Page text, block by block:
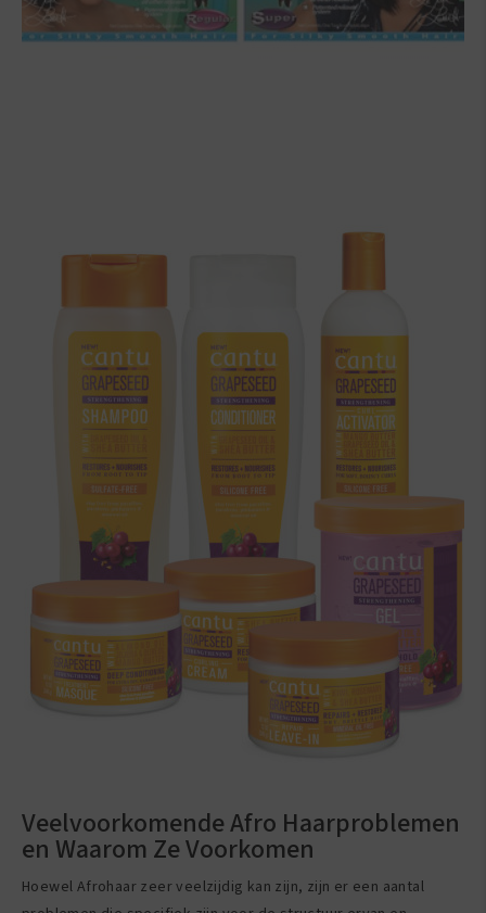
Veelvoorkomende Afro Haarproblemen
en Waarom Ze Voorkomen
Hoewel Afrohaar zeer veelzijdig kan zijn, zijn er een aantal